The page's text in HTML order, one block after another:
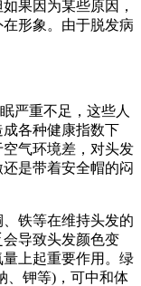
果因为某些原因，
形象。由于脱发病
严重不足，这些人
各种健康指数下
气环境差，对头发
是带着安全帽的闷
铁等在维持头发的
导致头发颜色变
上起重要作用。绿
、钾等)，可中和体